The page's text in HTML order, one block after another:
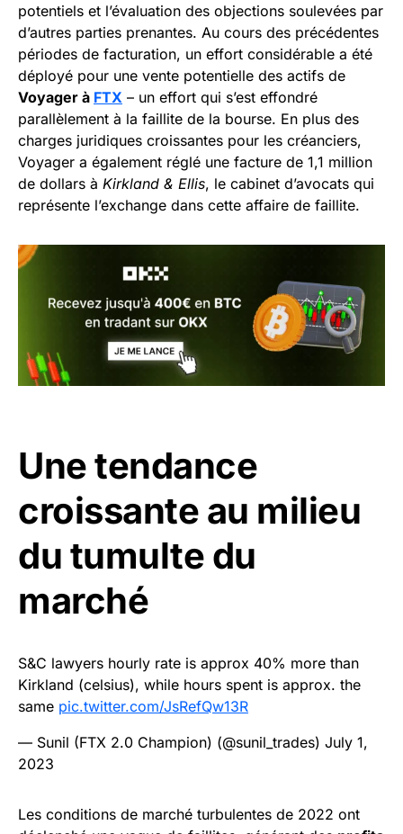
potentiels et l’évaluation des objections soulevées par
d’autres parties prenantes. Au cours des précédentes
périodes de facturation, un effort considérable a été
déployé pour une vente potentielle des actifs de
Voyager à FTX – un effort qui s’est effondré
parallèlement à la faillite de la bourse. En plus des
charges juridiques croissantes pour les créanciers,
Voyager a également réglé une facture de 1,1 million
de dollars à Kirkland & Ellis, le cabinet d’avocats qui
représente l’exchange dans cette affaire de faillite.
Une tendance
croissante au milieu
du tumulte du
marché
S&C lawyers hourly rate is approx 40% more than
Kirkland (celsius), while hours spent is approx. the
same pic.twitter.com/JsRefQw13R
— Sunil (FTX 2.0 Champion) (@sunil_trades) July 1,
2023
Les conditions de marché turbulentes de 2022 ont